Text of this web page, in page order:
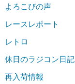
よろこびの声
レースレポート
レトロ
休日のラジコン日記
再入荷情報